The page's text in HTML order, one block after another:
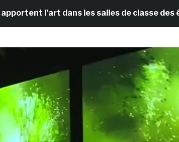
l’art dans les salles de classe des écoles